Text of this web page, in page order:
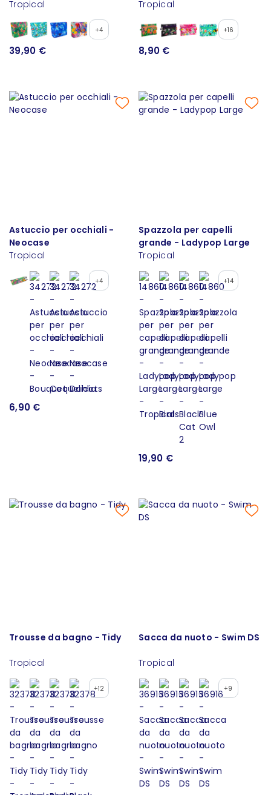
Tropical
+4
39,90 €
Tropical
+16
8,90 €
Astuccio per occhiali -
Neocase
Tropical
+4
6,90 €
Spazzola per capelli
grande - Ladypop Large
Tropical
+14
19,90 €
Trousse da bagno - Tidy
Tropical
+12
Sacca da nuoto - Swim DS
Tropical
+9